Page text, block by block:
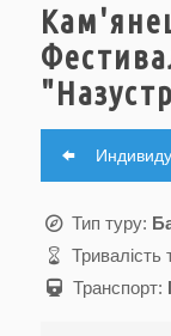
Тип туру:
Тривалість
Транспорт: